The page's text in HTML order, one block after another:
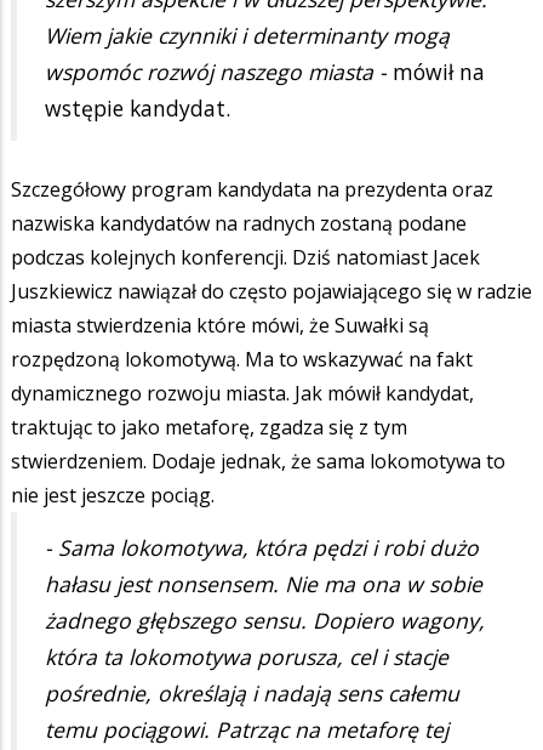
Wiem jakie czynniki i determinanty mogą
wspomóc rozwój naszego miasta - mówił na
wstępie kandydat.
Szczegółowy program kandydata na prezydenta oraz
nazwiska kandydatów na radnych zostaną podane
podczas kolejnych konferencji. Dziś natomiast Jacek
Juszkiewicz nawiązał do często pojawiającego się w radzie
miasta stwierdzenia które mówi, że Suwałki są
rozpędzoną lokomotywą. Ma to wskazywać na fakt
dynamicznego rozwoju miasta. Jak mówił kandydat,
traktując to jako metaforę, zgadza się z tym
stwierdzeniem. Dodaje jednak, że sama lokomotywa to
nie jest jeszcze pociąg.
- Sama lokomotywa, która pędzi i robi dużo
hałasu jest nonsensem. Nie ma ona w sobie
żadnego głębszego sensu. Dopiero wagony,
która ta lokomotywa porusza, cel i stacje
pośrednie, określają i nadają sens całemu
temu pociągowi. Patrząc na metaforę tej